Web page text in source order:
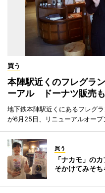
買う
本陣駅近くのフレグラ
ーアル ドーナツ販売も
地下鉄本陣駅近くにあるフレグ
が6月25日、リニューアルオープ
買う
「ナカモ」の
そかけてみそち